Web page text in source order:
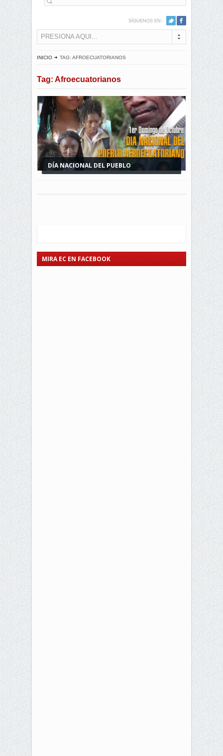
SÍGUENOS EN:
PRESIONA AQUI...
INICIO TAG: AFROECUATORIANOS
Tag: Afroecuatorianos
DÍA NACIONAL DEL PUEBLO
MIRA EC EN FACEBOOK